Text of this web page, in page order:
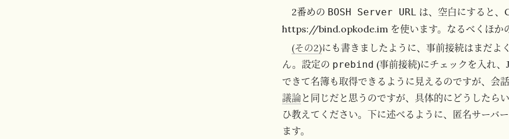
2番めの BOSH Server URL は、空白にすると
https://bind.opkode.im を使います。なるべくほか
(その2)にも書きましたように、事前接続はまだよ
ん。設定の prebind (事前接続)にチェックを入れ
できて名簿も取得できるように見えるのですが、会
議論と同じだと思うのですが、具体的にどうしたら
ひ教えてください。下に述べるように、匿名サーバ
ます。